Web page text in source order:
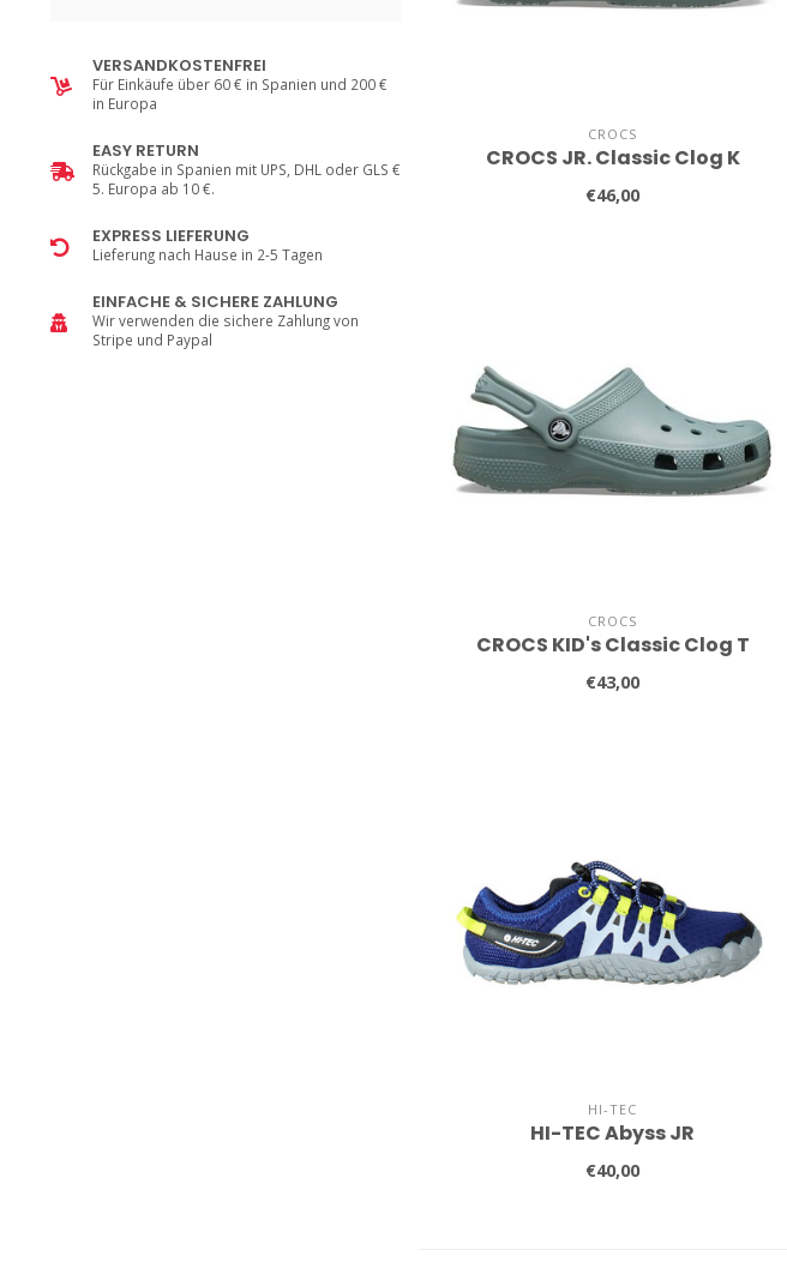
VERSANDKOSTENFREI
Für Einkäufe über 60 € in Spanien und 200 €
in Europa
EASY RETURN
Rückgabe in Spanien mit UPS, DHL oder GLS €
5. Europa ab 10 €.
EXPRESS LIEFERUNG
Lieferung nach Hause in 2-5 Tagen
EINFACHE & SICHERE ZAHLUNG
Wir verwenden die sichere Zahlung von
Stripe und Paypal
CROCS
CROCS JR. Classic Clog K
€46,00
CROCS
CROCS KID's Classic Clog T
€43,00
HI-TEC
HI-TEC Abyss JR
€40,00